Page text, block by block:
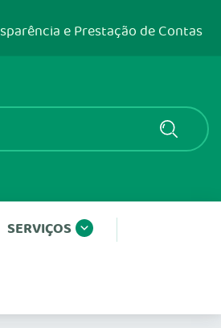
e Prestação de Contas
SERVIÇOS